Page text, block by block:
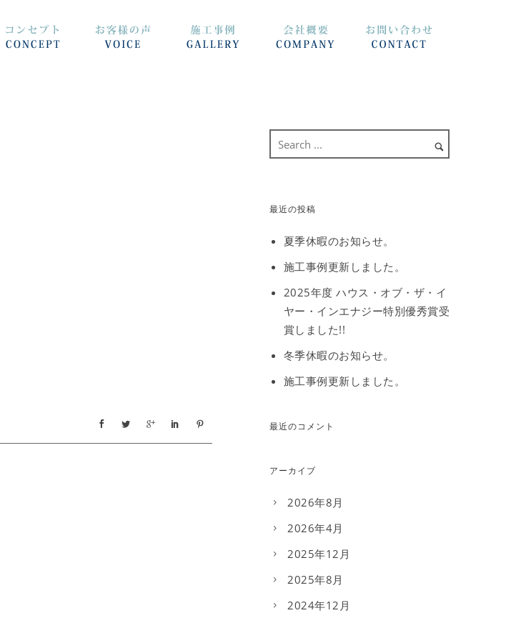
最近の投稿
夏季休暇のお知らせ。
施工事例更新しました。
2025年度 ハウス・オブ・ザ・イ
ヤー・インエナジー特別優秀賞受
賞しました!!
冬季休暇のお知らせ。
施工事例更新しました。
最近のコメント
アーカイブ
2026年8月
2026年4月
2025年12月
2025年8月
2024年12月